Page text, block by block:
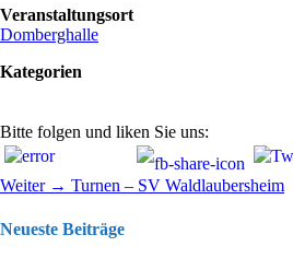
Veranstaltungsort
Domberghalle
Kategorien
Bitte folgen und liken Sie uns:
Beitragsnavigation
Weiter → Nächster
Turnen – SV Waldlaubersheim
Neueste Beiträge